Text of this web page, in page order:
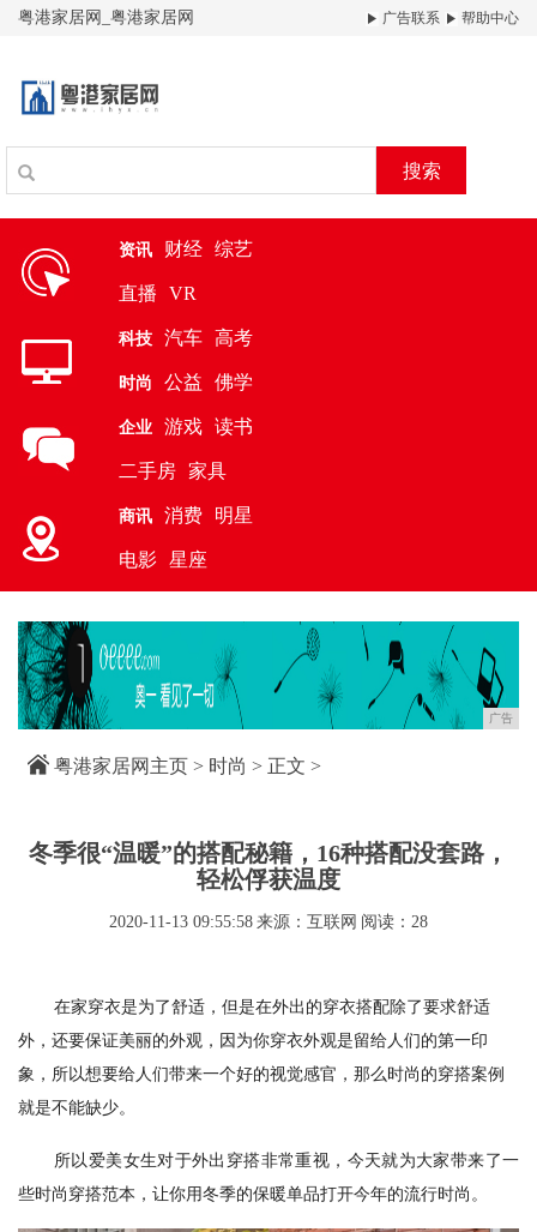
粤港家居网_粤港家居网 广告联系 帮助中心
搜索
资讯 财经 综艺
直播 VR
科技 汽车 高考
时尚 公益 佛学
企业 游戏 读书
二手房 家具
商讯 消费 明星
电影 星座
广告
粤港家居网主页 > 时尚 > 正文 >
冬季很“温暖”的搭配秘籍，16种搭配没套路，
轻松俘获温度
2020-11-13 09:55:58 来源：互联网 阅读：28
在家穿衣是为了舒适，但是在外出的穿衣搭配除了要求舒适
外，还要保证美丽的外观，因为你穿衣外观是留给人们的第一印
象，所以想要给人们带来一个好的视觉感官，那么时尚的穿搭案例
就是不能缺少。
所以爱美女生对于外出穿搭非常重视，今天就为大家带来了一
些时尚穿搭范本，让你用冬季的保暖单品打开今年的流行时尚。